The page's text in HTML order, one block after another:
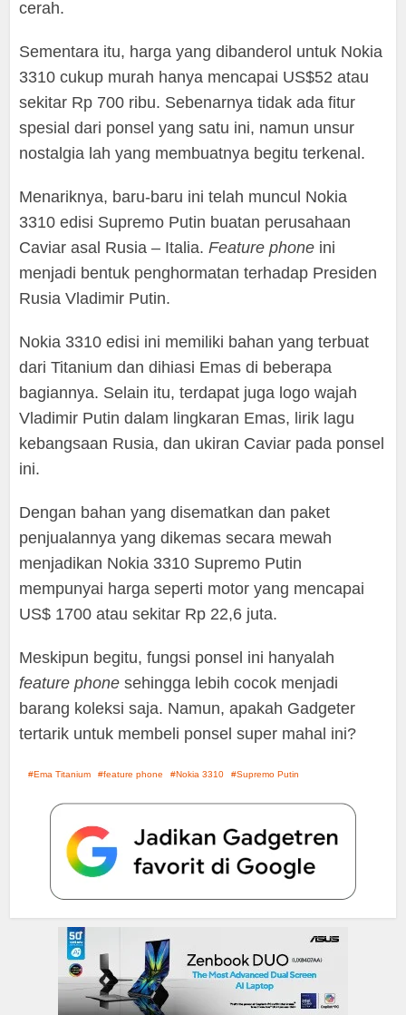
cerah.
Sementara itu, harga yang dibanderol untuk Nokia
3310 cukup murah hanya mencapai US$52 atau
sekitar Rp 700 ribu. Sebenarnya tidak ada fitur
spesial dari ponsel yang satu ini, namun unsur
nostalgia lah yang membuatnya begitu terkenal.
Menariknya, baru-baru ini telah muncul Nokia
3310 edisi Supremo Putin buatan perusahaan
Caviar asal Rusia – Italia.Feature phone ini
menjadi bentuk penghormatan terhadap Presiden
Rusia Vladimir Putin.
Nokia 3310 edisi ini memiliki bahan yang terbuat
dari Titanium dan dihiasi Emas di beberapa
bagiannya. Selain itu, terdapat juga logo wajah
Vladimir Putin dalam lingkaran Emas, lirik lagu
kebangsaan Rusia, dan ukiran Caviar pada ponsel
ini.
Dengan bahan yang disematkan dan paket
penjualannya yang dikemas secara mewah
menjadikan Nokia 3310 Supremo Putin
mempunyai harga seperti motor yang mencapai
US$ 1700 atau sekitar Rp 22,6 juta.
Meskipun begitu, fungsi ponsel ini hanyalah
feature phone sehingga lebih cocok menjadi
barang koleksi saja. Namun, apakah Gadgeter
tertarik untuk membeli ponsel super mahal ini?
Ema Titanium feature phone Nokia 3310 Supremo Putin